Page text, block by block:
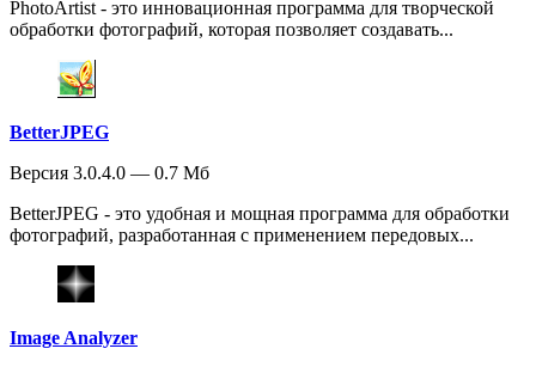
PhotoArtist - это инновационная программа для творческой
обработки фотографий, которая позволяет создавать...
BetterJPEG
Версия 3.0.4.0 — 0.7 Мб
BetterJPEG - это удобная и мощная программа для обработки
фотографий, разработанная с применением передовых...
Image Analyzer